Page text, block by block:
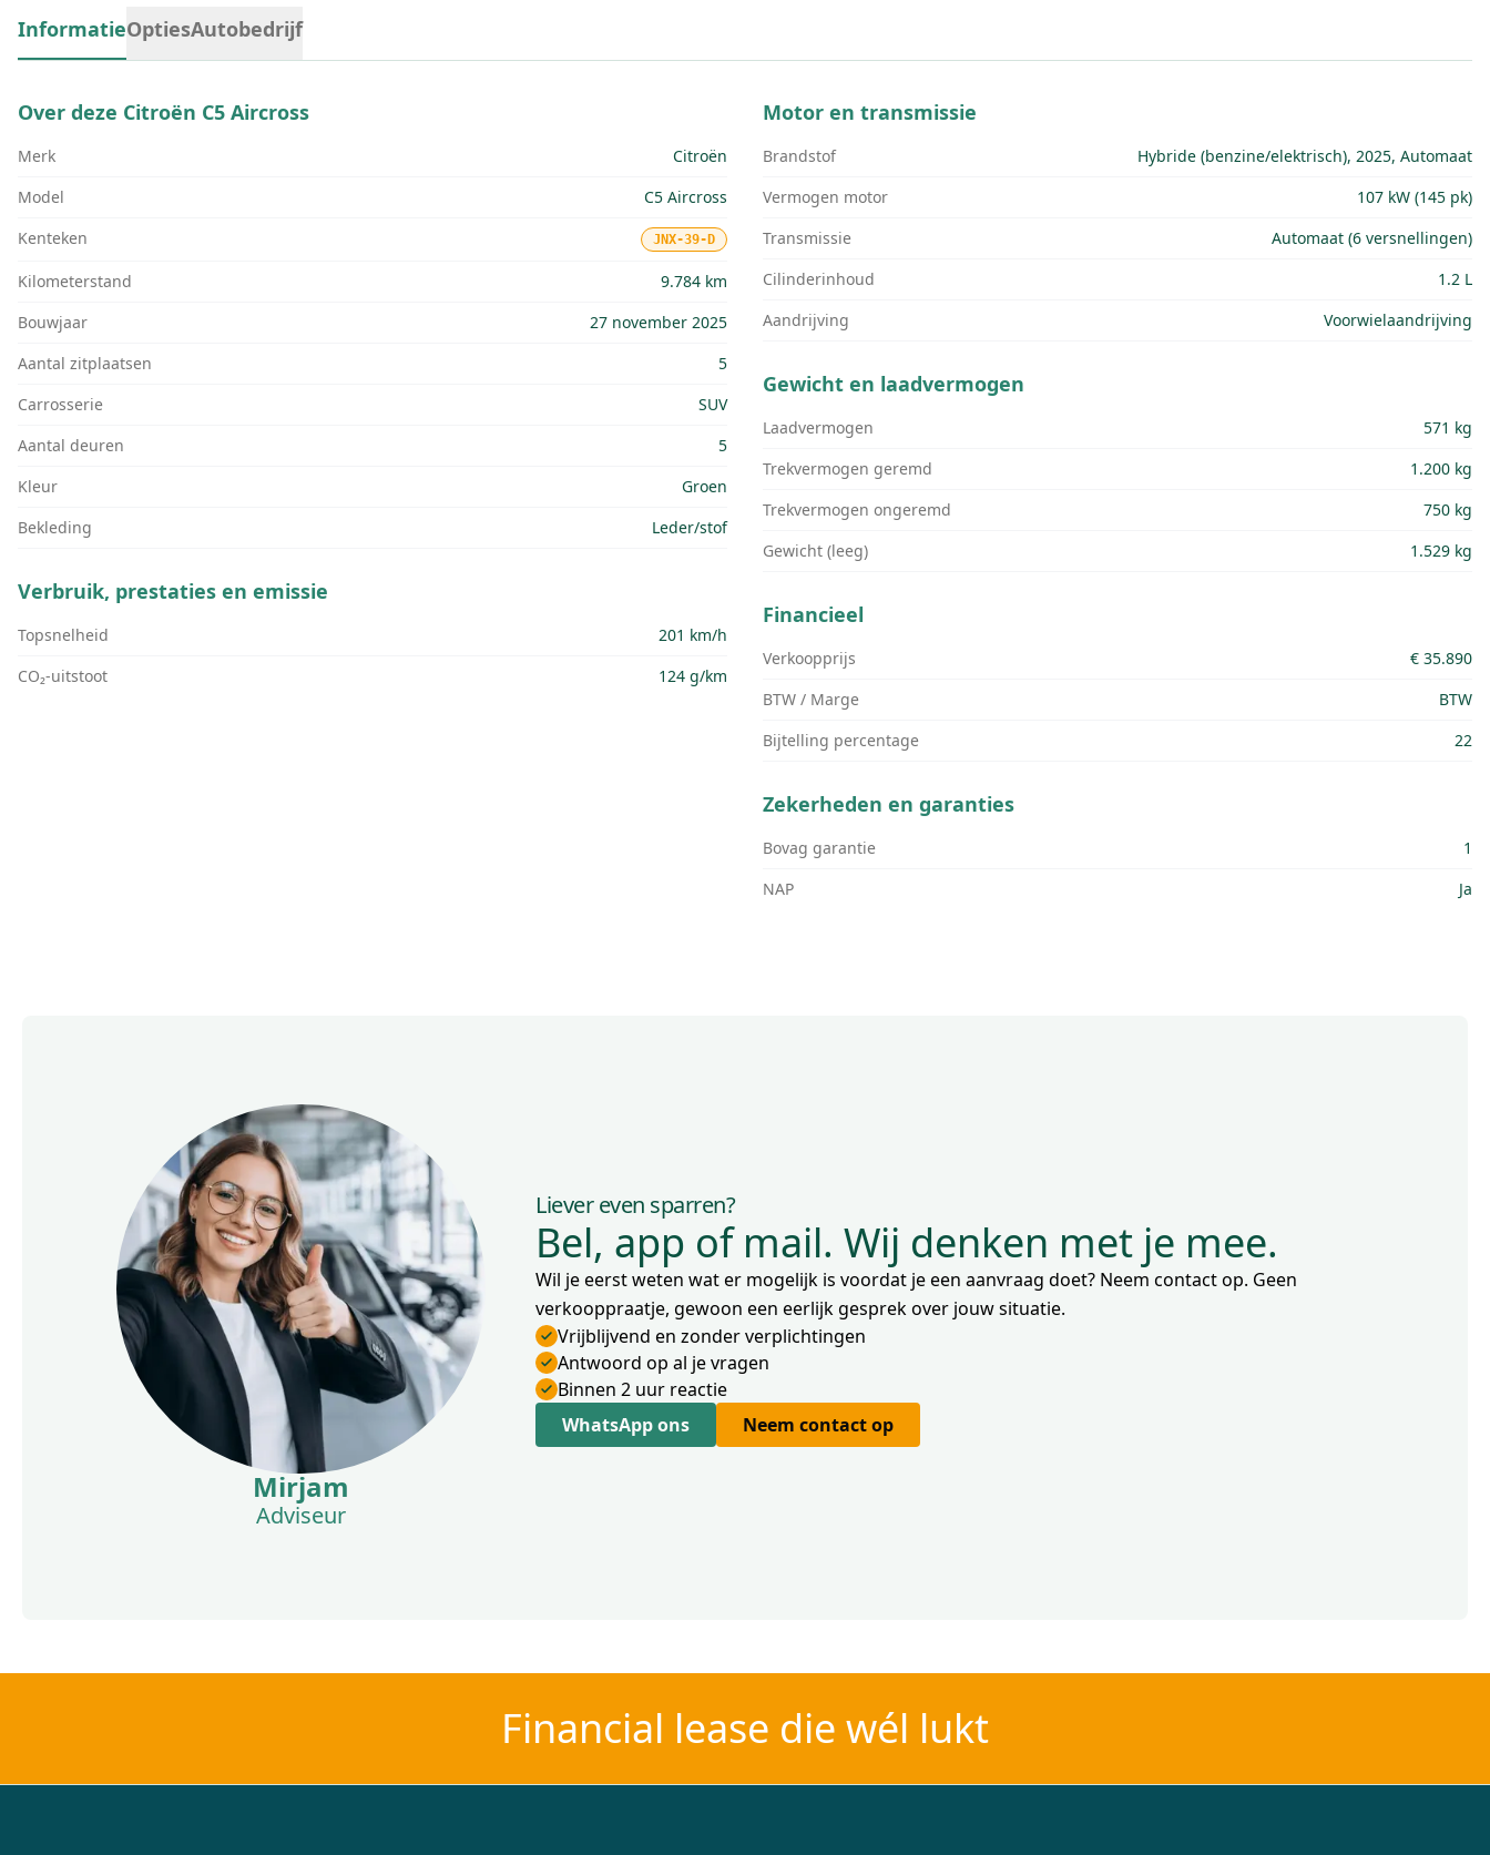
InformatieOptiesAutobedrijf
Over deze Citroën C5 Aircross
Merk
Citroën
Model
C5 Aircross
Kenteken
JNX-39-D
Kilometerstand
9.784 km
Bouwjaar
27 november 2025
Aantal zitplaatsen
5
Carrosserie
SUV
Aantal deuren
5
Kleur
Groen
Bekleding
Leder/stof
Verbruik, prestaties en emissie
Topsnelheid
201 km/h
CO₂-uitstoot
124 g/km
Motor en transmissie
Brandstof
Hybride (benzine/elektrisch), 2025, Automaat
Vermogen motor
107 kW (145 pk)
Transmissie
Automaat (6 versnellingen)
Cilinderinhoud
1.2 L
Aandrijving
Voorwielaandrijving
Gewicht en laadvermogen
Laadvermogen
571 kg
Trekvermogen geremd
1.200 kg
Trekvermogen ongeremd
750 kg
Gewicht (leeg)
1.529 kg
Financieel
Verkoopprijs
€ 35.890
BTW / Marge
BTW
Bijtelling percentage
22
Zekerheden en garanties
Bovag garantie
1
NAP
Ja
Mirjam
Adviseur
Liever even sparren?
Bel, app of mail. Wij denken met je mee.
Wil je eerst weten wat er mogelijk is voordat je een aanvraag doet? Neem contact op. Geen
verkooppraatje, gewoon een eerlijk gesprek over jouw situatie.
Vrijblijvend en zonder verplichtingen
Antwoord op al je vragen
Binnen 2 uur reactie
WhatsApp ons
Neem contact op
Financial lease die wél lukt